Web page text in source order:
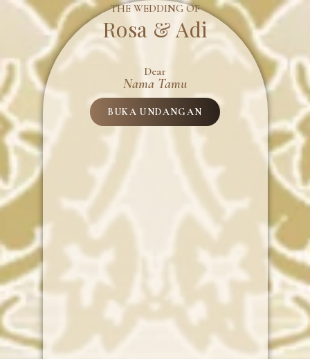
THE WEDDING OF
Rosa & Adi
Dear
Nama Tamu
BUKA UNDANGAN